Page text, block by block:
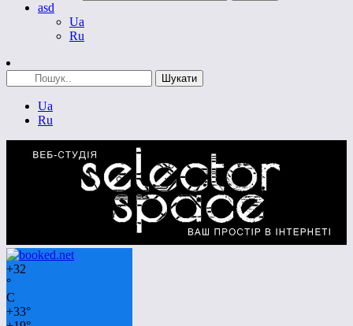
asd
Ua
Ru
Ua
Ru
+32
°
C
+33°